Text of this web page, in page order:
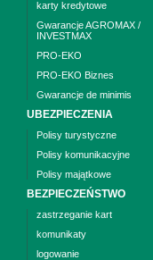
karty kredytowe
Gwarancje AGROMAX /
INVESTMAX
PRO-EKO
PRO-EKO Biznes
Gwarancje de minimis
UBEZPIECZENIA
Polisy turystyczne
Polisy komunikacyjne
Polisy majątkowe
BEZPIECZEŃSTWO
zastrzeganie kart
komunikaty
logowanie